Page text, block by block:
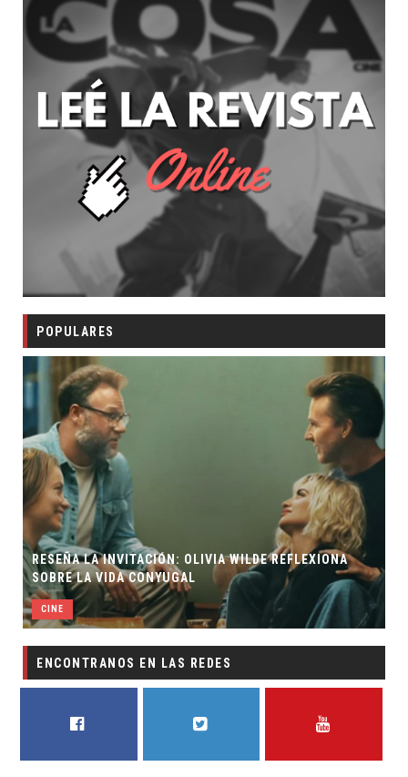
POPULARES
RESEÑA LA INVITACIÓN: OLIVIA WILDE REFLEXIONA
SOBRE LA VIDA CONYUGAL
CINE
ENCONTRANOS EN LAS REDES